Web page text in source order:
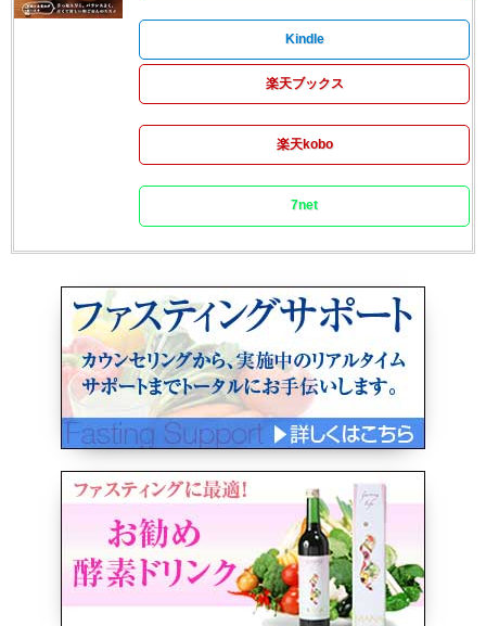
Kindle
楽天ブックス
楽天kobo
7net